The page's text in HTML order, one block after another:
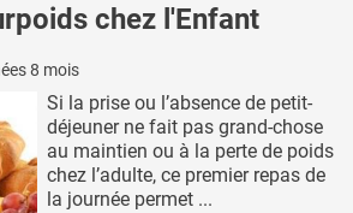
chez l'Enfant
8 mois
Si la prise ou l’absence de petit-
déjeuner ne fait pas grand-chose
au maintien ou à la perte de poids
chez l’adulte, ce premier repas de
la journée permet ...